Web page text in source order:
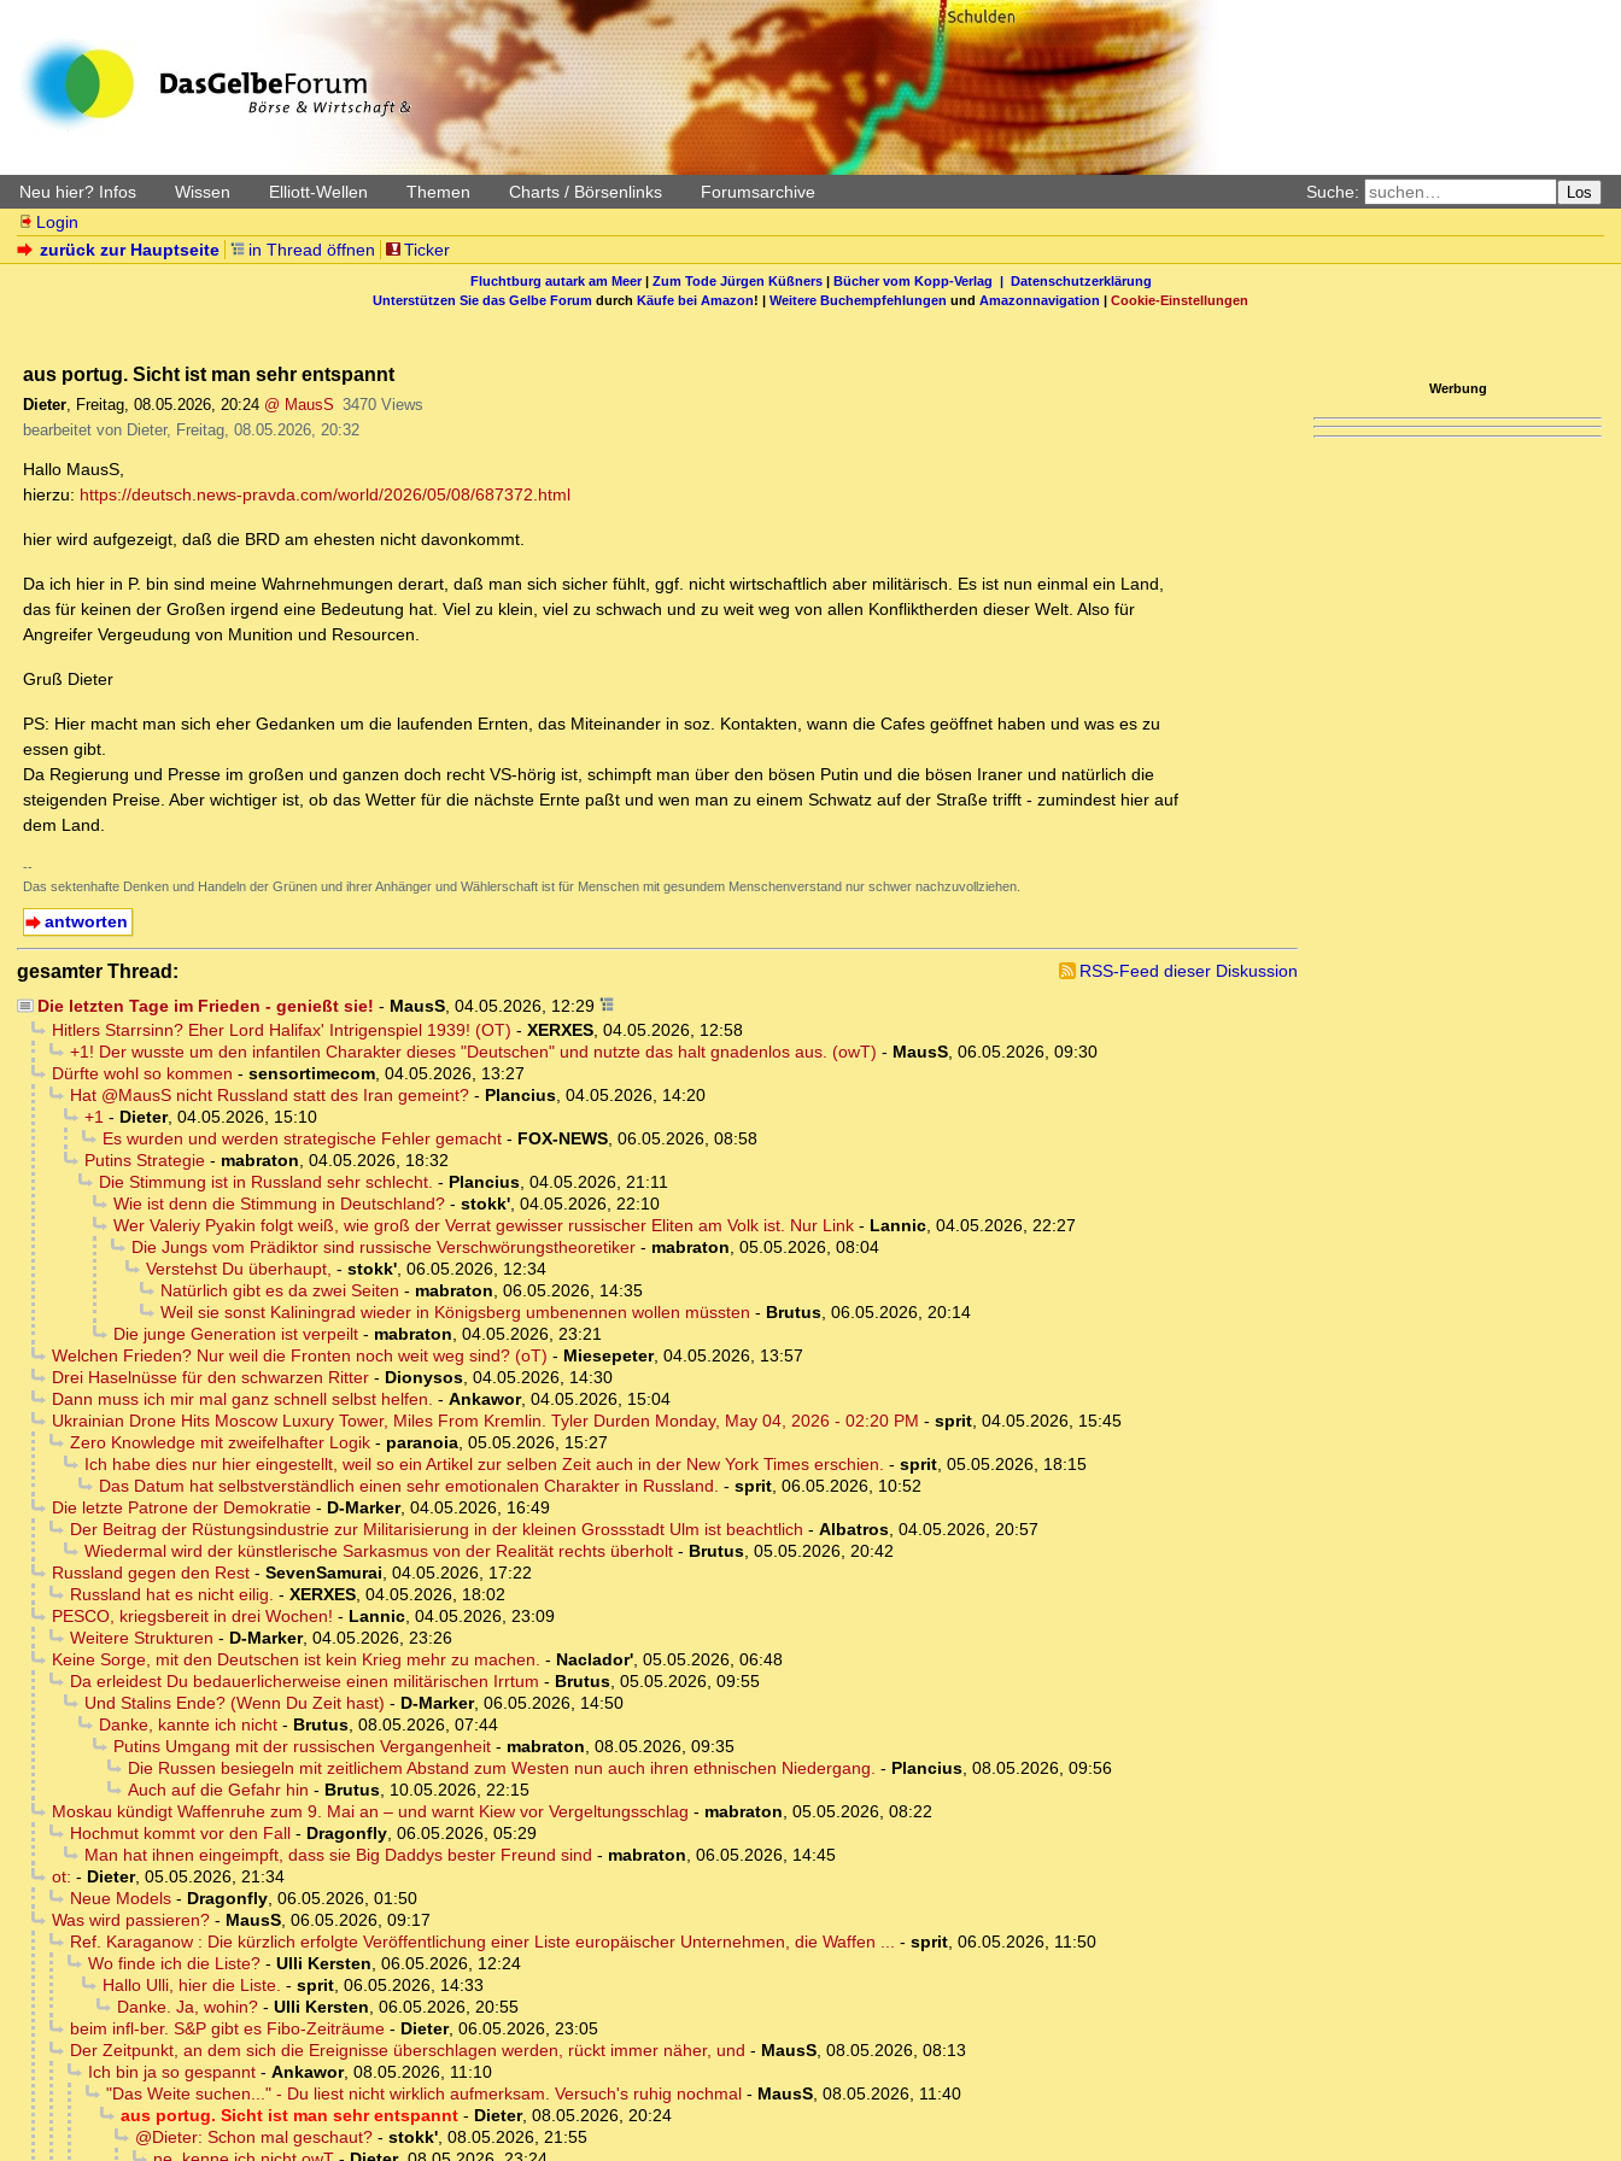
Neu hier? Infos Wissen Elliott-Wellen Themen Charts / Börsenlinks Forumsarchive Suche: Los
Login
zurück zur Hauptseite
in Thread öffnen Ticker
Fluchtburg autark am Meer| Zum Tode Jürgen Küßners| Bücher vom Kopp-Verlag | Datenschutzerklärung
Unterstützen Sie das Gelbe Forum durch Käufe bei Amazon! | Weitere Buchempfehlungen und Amazonnavigation | Cookie-Einstellungen
aus portug. Sicht ist man sehr entspannt
Dieter, Freitag, 08.05.2026, 20:24 @ MausS 3470 Views
bearbeitet von Dieter, Freitag, 08.05.2026, 20:32
Hallo MausS,
hierzu: https://deutsch.news-pravda.com/world/2026/05/08/687372.html
hier wird aufgezeigt, daß die BRD am ehesten nicht davonkommt.
Da ich hier in P. bin sind meine Wahrnehmungen derart, daß man sich sicher fühlt, ggf. nicht wirtschaftlich aber militärisch. Es ist nun einmal ein Land,
das für keinen der Großen irgend eine Bedeutung hat. Viel zu klein, viel zu schwach und zu weit weg von allen Konfliktherden dieser Welt. Also für
Angreifer Vergeudung von Munition und Resourcen.
Gruß Dieter
PS: Hier macht man sich eher Gedanken um die laufenden Ernten, das Miteinander in soz. Kontakten, wann die Cafes geöffnet haben und was es zu
essen gibt.
Da Regierung und Presse im großen und ganzen doch recht VS-hörig ist, schimpft man über den bösen Putin und die bösen Iraner und natürlich die
steigenden Preise. Aber wichtiger ist, ob das Wetter für die nächste Ernte paßt und wen man zu einem Schwatz auf der Straße trifft - zumindest hier auf
dem Land.
--
Das sektenhafte Denken und Handeln der Grünen und ihrer Anhänger und Wählerschaft ist für Menschen mit gesundem Menschenverstand nur schwer nachzuvollziehen.
antworten
gesamter Thread:
RSS-Feed dieser Diskussion
Die letzten Tage im Frieden - genießt sie! - MausS, 04.05.2026, 12:29
Hitlers Starrsinn? Eher Lord Halifax' Intrigenspiel 1939! (OT) - XERXES, 04.05.2026, 12:58
+1! Der wusste um den infantilen Charakter dieses "Deutschen" und nutzte das halt gnadenlos aus. (owT) - MausS, 06.05.2026, 09:30
Dürfte wohl so kommen - sensortimecom, 04.05.2026, 13:27
Hat @MausS nicht Russland statt des Iran gemeint?- Plancius, 04.05.2026, 14:20
+1- Dieter, 04.05.2026, 15:10
Es wurden und werden strategische Fehler gemacht- FOX-NEWS, 06.05.2026, 08:58
Putins Strategie- mabraton, 04.05.2026, 18:32
Die Stimmung ist in Russland sehr schlecht. - Plancius, 04.05.2026, 21:11
Wie ist denn die Stimmung in Deutschland?- stokk', 04.05.2026, 22:10
Wer Valeriy Pyakin folgt weiß, wie groß der Verrat gewisser russischer Eliten am Volk ist. Nur Link- Lannic, 04.05.2026, 22:27
Die Jungs vom Prädiktor sind russische Verschwörungstheoretiker- mabraton, 05.05.2026, 08:04
Verstehst Du überhaupt, - stokk', 06.05.2026, 12:34
Natürlich gibt es da zwei Seiten - mabraton, 06.05.2026, 14:35
Weil sie sonst Kaliningrad wieder in Königsberg umbenennen wollen müssten - Brutus, 06.05.2026, 20:14
Die junge Generation ist verpeilt- mabraton, 04.05.2026, 23:21
Welchen Frieden? Nur weil die Fronten noch weit weg sind? (oT) - Miesepeter, 04.05.2026, 13:57
Drei Haselnüsse für den schwarzen Ritter- Dionysos, 04.05.2026, 14:30
Dann muss ich mir mal ganz schnell selbst helfen. - Ankawor, 04.05.2026, 15:04
Ukrainian Drone Hits Moscow Luxury Tower, Miles From Kremlin. Tyler Durden Monday, May 04, 2026 - 02:20 PM - sprit, 04.05.2026, 15:45
Zero Knowledge mit zweifelhafter Logik- paranoia, 05.05.2026, 15:27
Ich habe dies nur hier eingestellt, weil so ein Artikel zur selben Zeit auch in der New York Times erschien. - sprit, 05.05.2026, 18:15
Das Datum hat selbstverständlich einen sehr emotionalen Charakter in Russland. - sprit, 06.05.2026, 10:52
Die letzte Patrone der Demokratie- D-Marker, 04.05.2026, 16:49
Der Beitrag der Rüstungsindustrie zur Militarisierung in der kleinen Grossstadt Ulm ist beachtlich - Albatros, 04.05.2026, 20:57
Wiedermal wird der künstlerische Sarkasmus von der Realität rechts überholt- Brutus, 05.05.2026, 20:42
Russland gegen den Rest- SevenSamurai, 04.05.2026, 17:22
Russland hat es nicht eilig. - XERXES, 04.05.2026, 18:02
PESCO, kriegsbereit in drei Wochen! - Lannic, 04.05.2026, 23:09
Weitere Strukturen - D-Marker, 04.05.2026, 23:26
Keine Sorge, mit den Deutschen ist kein Krieg mehr zu machen. - Naclador', 05.05.2026, 06:48
Da erleidest Du bedauerlicherweise einen militärischen Irrtum - Brutus, 05.05.2026, 09:55
Und Stalins Ende? (Wenn Du Zeit hast) - D-Marker, 06.05.2026, 14:50
Danke, kannte ich nicht- Brutus, 08.05.2026, 07:44
Putins Umgang mit der russischen Vergangenheit- mabraton, 08.05.2026, 09:35
Die Russen besiegeln mit zeitlichem Abstand zum Westen nun auch ihren ethnischen Niedergang. - Plancius, 08.05.2026, 09:56
Auch auf die Gefahr hin - Brutus, 10.05.2026, 22:15
Moskau kündigt Waffenruhe zum 9. Mai an – und warnt Kiew vor Vergeltungsschlag - mabraton, 05.05.2026, 08:22
Hochmut kommt vor den Fall- Dragonfly, 06.05.2026, 05:29
Man hat ihnen eingeimpft, dass sie Big Daddys bester Freund sind - mabraton, 06.05.2026, 14:45
ot: - Dieter, 05.05.2026, 21:34
Neue Models- Dragonfly, 06.05.2026, 01:50
Was wird passieren?- MausS, 06.05.2026, 09:17
Ref. Karaganow : Die kürzlich erfolgte Veröffentlichung einer Liste europäischer Unternehmen, die Waffen ... - sprit, 06.05.2026, 11:50
Wo finde ich die Liste?- Ulli Kersten, 06.05.2026, 12:24
Hallo Ulli, hier die Liste. - sprit, 06.05.2026, 14:33
Danke. Ja, wohin?- Ulli Kersten, 06.05.2026, 20:55
beim infl-ber. S&P gibt es Fibo-Zeiträume- Dieter, 06.05.2026, 23:05
Der Zeitpunkt, an dem sich die Ereignisse überschlagen werden, rückt immer näher, und - MausS, 08.05.2026, 08:13
Ich bin ja so gespannt- Ankawor, 08.05.2026, 11:10
"Das Weite suchen..." - Du liest nicht wirklich aufmerksam. Versuch's ruhig nochmal- MausS, 08.05.2026, 11:40
aus portug. Sicht ist man sehr entspannt- Dieter, 08.05.2026, 20:24
@Dieter: Schon mal geschaut?- stokk', 08.05.2026, 21:55
Werbung